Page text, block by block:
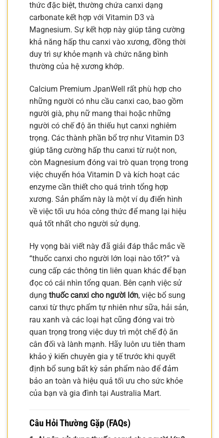
thức đặc biệt, thường chứa canxi dạng
carbonate kết hợp với Vitamin D3 và
Magnesium. Sự kết hợp này giúp tăng cường
khả năng hấp thu canxi vào xương, đồng thời
duy trì sự khỏe mạnh và chức năng bình
thường của hệ xương khớp.
Calcium Premium JpanWell rất phù hợp cho
những người có nhu cầu canxi cao, bao gồm
người già, phụ nữ mang thai hoặc những
người có chế độ ăn thiếu hụt canxi nghiêm
trọng. Các thành phần bổ trợ như Vitamin D3
giúp tăng cường hấp thu canxi từ ruột non,
còn Magnesium đóng vai trò quan trọng trong
việc chuyển hóa Vitamin D và kích hoạt các
enzyme cần thiết cho quá trình tổng hợp
xương. Sản phẩm này là một ví dụ điển hình
về việc tối ưu hóa công thức để mang lại hiệu
quả tốt nhất cho người sử dụng.
Hy vọng bài viết này đã giải đáp thắc mắc về
“thuốc canxi cho người lớn loại nào tốt?” và
cung cấp các thông tin liên quan khác để bạn
đọc có cái nhìn tổng quan. Bên cạnh việc sử
dụng thuốc canxi cho người lớn, việc bổ sung
canxi từ thực phẩm tự nhiên như sữa, hải sản,
rau xanh và các loại hạt cũng đóng vai trò
quan trọng trong việc duy trì một chế độ ăn
cân đối và lành mạnh. Hãy luôn ưu tiên tham
khảo ý kiến chuyên gia y tế trước khi quyết
định bổ sung bất kỳ sản phẩm nào để đảm
bảo an toàn và hiệu quả tối ưu cho sức khỏe
của bạn và gia đình tại Australia Mart.
Câu Hỏi Thường Gặp (FAQs)